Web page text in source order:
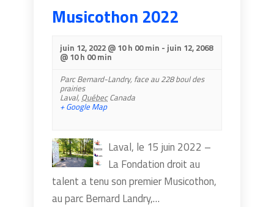
Musicothon 2022
juin 12, 2022 @ 10 h 00 min - juin 12, 2068
@ 10 h 00 min
Parc Bernard-Landry, face au 228 boul des
prairies
Laval, Québec Canada
+ Google Map
Laval, le 15 juin 2022 –
La Fondation droit au
talent a tenu son premier Musicothon,
au parc Bernard Landry,…